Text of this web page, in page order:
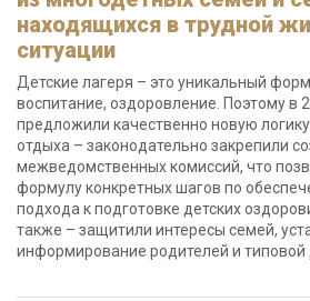
находящихся в трудной
ситуации
Детские лагеря – это уникальный
воспитание, оздоровление. Поэтому в
предложили качественно новую
отдыха – законодательно закрепили
межведомственных комиссий, что
формулу конкретных шагов по
подхода к подготовке детских
также – защитили интересы семей,
информирование родителей и типовой